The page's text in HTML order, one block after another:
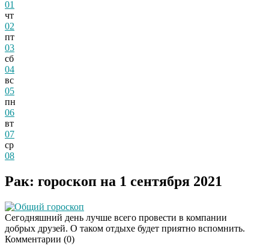
01
чт
02
пт
03
сб
04
вс
05
пн
06
вт
07
ср
08
Рак: гороскоп на 1 сентября 2021
Общий гороскоп
Сегодняшний день лучше всего провести в компании
добрых друзей. О таком отдыхе будет приятно вспомнить.
Комментарии (0)
Даже самый